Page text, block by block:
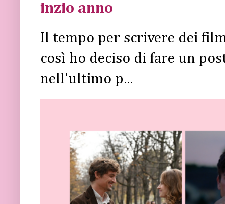
inzio anno
Il tempo per scrivere dei
così ho deciso di fare un
nell'ultimo p...